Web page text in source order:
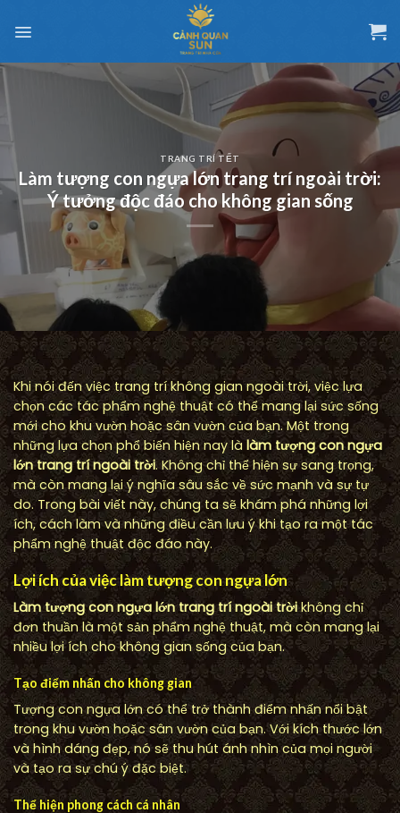
đến
dung
TRANG TRÍ TẾT
Làm tượng con ngựa lớn trang trí ngoài trời:
Ý tưởng độc đáo cho không gian sống
Khi nói đến việc trang trí không gian ngoài trời, việc lựa
chọn các tác phẩm nghệ thuật có thể mang lại sức sống
mới cho khu vườn hoặc sân vườn của bạn. Một trong
những lựa chọn phổ biến hiện nay là làm tượng con ngựa
lớn trang trí ngoài trời. Không chỉ thể hiện sự sang trọng,
mà còn mang lại ý nghĩa sâu sắc về sức mạnh và sự tự
do. Trong bài viết này, chúng ta sẽ khám phá những lợi
ích, cách làm và những điều cần lưu ý khi tạo ra một tác
phẩm nghệ thuật độc đáo này.
Lợi ích của việc làm tượng con ngựa lớn
Làm tượng con ngựa lớn trang trí ngoài trờikhông chỉ
đơn thuần là một sản phẩm nghệ thuật, mà còn mang lại
nhiều lợi ích cho không gian sống của bạn.
Tạo điểm nhấn cho không gian
Tượng con ngựa lớn có thể trở thành điểm nhấn nổi bật
trong khu vườn hoặc sân vườn của bạn. Với kích thước lớn
và hình dáng đẹp, nó sẽ thu hút ánh nhìn của mọi người
và tạo ra sự chú ý đặc biệt.
Thể hiện phong cách cá nhân